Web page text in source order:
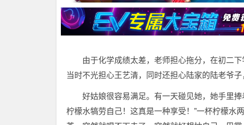
由于化学成绩太差，老师担心拖分，在初二
当时不光担心王艺清，同时还担心陆家的陆老爷
好姑娘很容易满足。有一天碰见她，她手里
柠檬水犒劳自己！这真是一种享受！”一杯柠檬水